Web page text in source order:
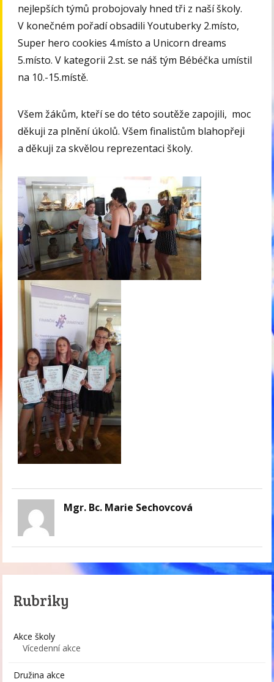
nejlepších týmů probojovaly hned tři z naší školy.
V konečném pořadí obsadili Youtuberky 2.místo,
Super hero cookies 4.místo a Unicorn dreams
5.místo. V kategorii 2.st. se náš tým Bébéčka umístil
na 10.-15.místě.
Všem žákům, kteří se do této soutěže zapojili, moc
děkuji za plnění úkolů. Všem finalistům blahopřeji
a děkuji za skvělou reprezentaci školy.
Mgr. Bc. Marie Sechovcová
Rubriky
Akce školy
Vícedenní akce
Družina akce